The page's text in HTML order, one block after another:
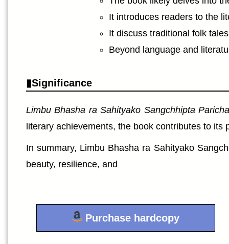
It introduces readers to the
It discuss traditional folk
Beyond language and
Significance
Limbu Bhasha ra Sahityako Sangchhipta
literary achievements, the book contributes to
In summary, Limbu Bhasha ra Sahityako
beauty, resilience, and
Purchase hardcopy